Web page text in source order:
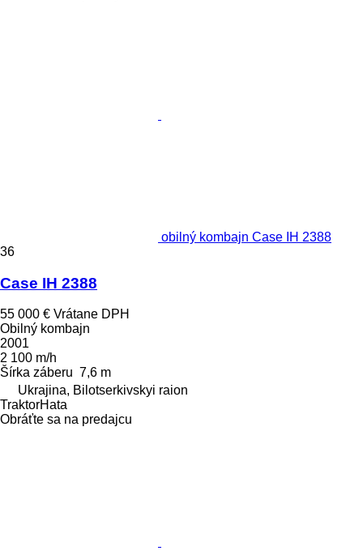
obilný kombajn Case IH 2388
36
Case IH 2388
55 000 € Vrátane DPH
Obilný kombajn
2001
2 100 m/h
Šírka záberu 7,6 m
Ukrajina, Bilotserkivskyi raion
TraktorHata
Obráťte sa na predajcu